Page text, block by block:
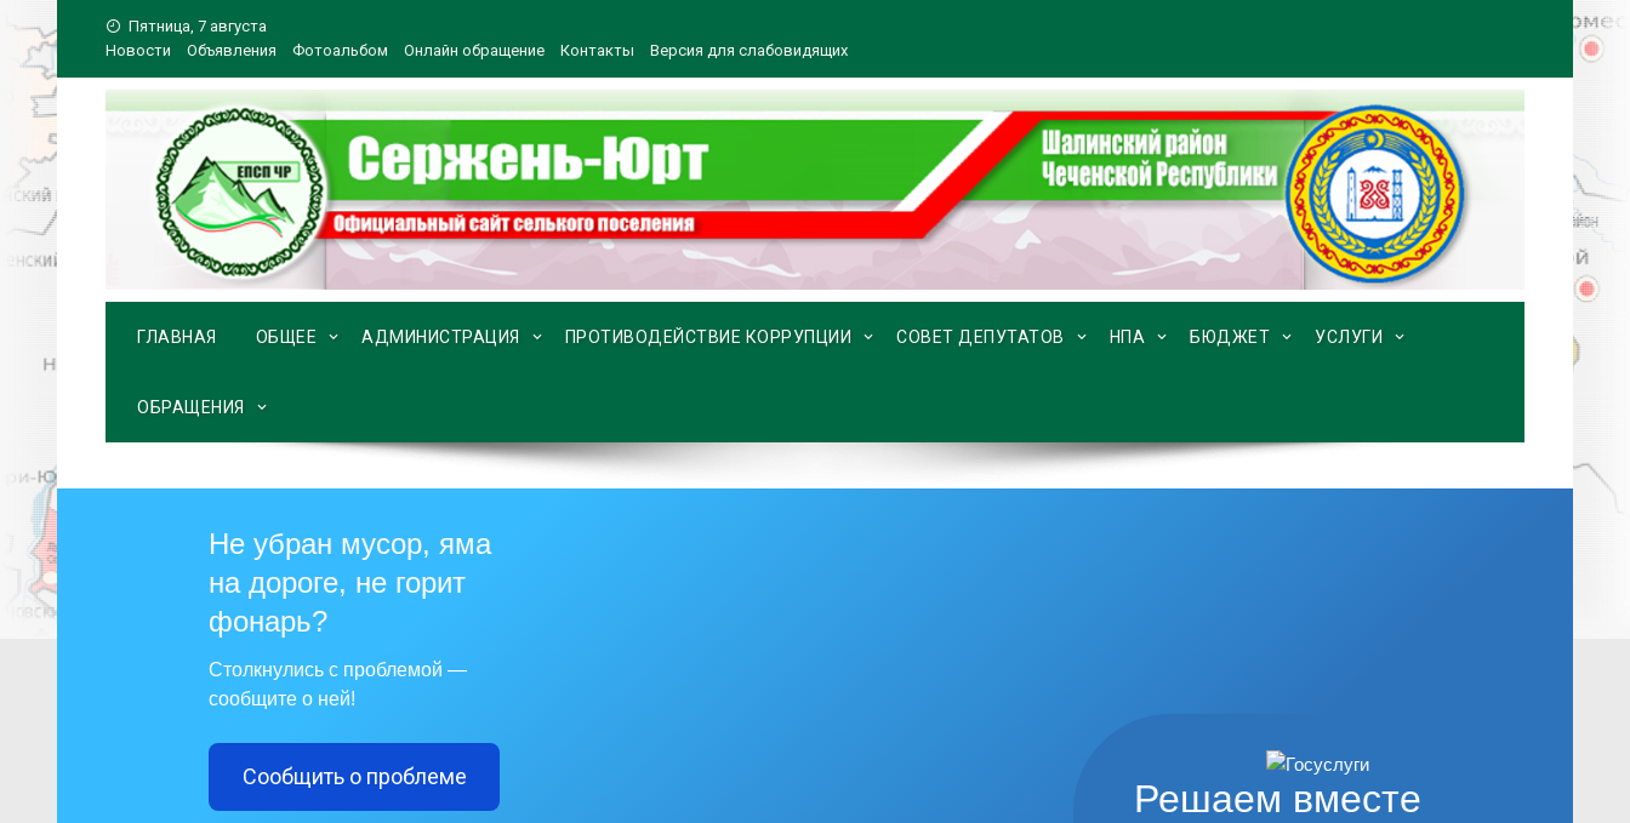
к
содержимому
Пятница, 7 августа
Новости
Объявления Фотоальбом Онлайн обращение Контакты Версия для слабовидящих
ГЛАВНАЯ ОБЩЕЕ АДМИНИСТРАЦИЯ ПРОТИВОДЕЙСТВИЕ КОРРУПЦИИ СОВЕТ ДЕПУТАТОВ НПА БЮДЖЕТ УСЛУГИ
ОБРАЩЕНИЯ
Решаем вместе
Не убран мусор, яма
на дороге, не горит
фонарь?
Столкнулись с проблемой —
сообщите о ней!
Сообщить о проблеме